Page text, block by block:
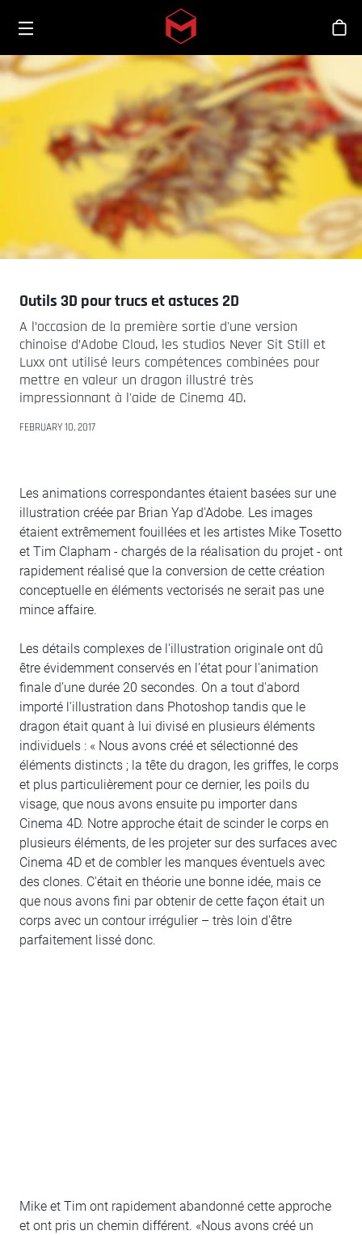
Skip to main content
Outils 3D pour trucs et astuces 2D
A l’occasion de la première sortie d'une version
chinoise d’Adobe Cloud, les studios Never Sit Still et
Luxx ont utilisé leurs compétences combinées pour
mettre en valeur un dragon illustré très
impressionnant à l'aide de Cinema 4D.
FEBRUARY 10, 2017
Les animations correspondantes étaient basées sur une
illustration créée par Brian Yap d'Adobe. Les images
étaient extrêmement fouillées et les artistes Mike Tosetto
et Tim Clapham - chargés de la réalisation du projet - ont
rapidement réalisé que la conversion de cette création
conceptuelle en éléments vectorisés ne serait pas une
mince affaire.
Les détails complexes de l'illustration originale ont dû
être évidemment conservés en l’état pour l'animation
finale d’une durée 20 secondes. On a tout d'abord
importé l'illustration dans Photoshop tandis que le
dragon était quant à lui divisé en plusieurs éléments
individuels : « Nous avons créé et sélectionné des
éléments distincts ; la tête du dragon, les griffes, le corps
et plus particulièrement pour ce dernier, les poils du
visage, que nous avons ensuite pu importer dans
Cinema 4D. Notre approche était de scinder le corps en
plusieurs éléments, de les projeter sur des surfaces avec
Cinema 4D et de combler les manques éventuels avec
des clones. C'était en théorie une bonne idée, mais ce
que nous avons fini par obtenir de cette façon était un
corps avec un contour irrégulier – très loin d'être
parfaitement lissé donc.
Mike et Tim ont rapidement abandonné cette approche
et ont pris un chemin différent. «Nous avons créé un